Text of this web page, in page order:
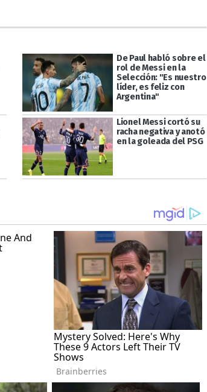
De Paul habló sobre el
rol de Messi en la
Selección: "Es nuestro
líder, es feliz con
Argentina"
Lionel Messi cortó su
racha negativa y anotó
en la goleada del PSG